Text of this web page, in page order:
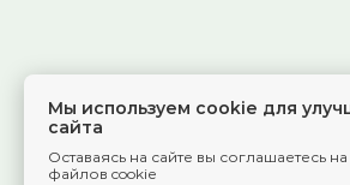
Мы используем cookie для
сайта
Оставаясь на сайте вы соглашаетесь
файлов cookie